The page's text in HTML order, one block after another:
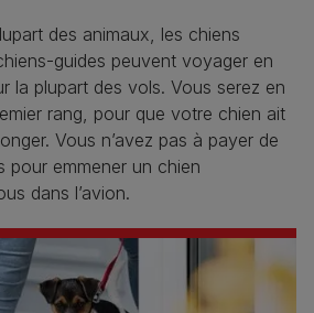
des animaux, les chiens
guides peuvent voyager en
la plupart des vols. Vous serez en
rang, pour que votre chien ait
Vous n’avez pas à payer de
pour emmener un chien
dans l’avion.